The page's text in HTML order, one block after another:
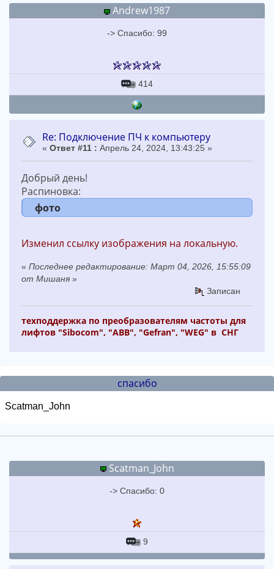
Andrew1987
-> Спасибо: 99
414
Re: Подключение ПЧ к компьютеру
« Ответ #11 : Апрель 24, 2024, 13:43:25 »
Добрый день!
Распиновка:
фото
Изменил ссылку изображения на локальную.
« Последнее редактирование: Март 04, 2026, 15:55:09
от Мишаня »
Записан
техподдержка по преобразователям частоты для
лифтов "Sibocom", "ABB", "Gefran", "WEG" в СНГ
спасибо
Scatman_John
Scatman_John
-> Спасибо: 0
9